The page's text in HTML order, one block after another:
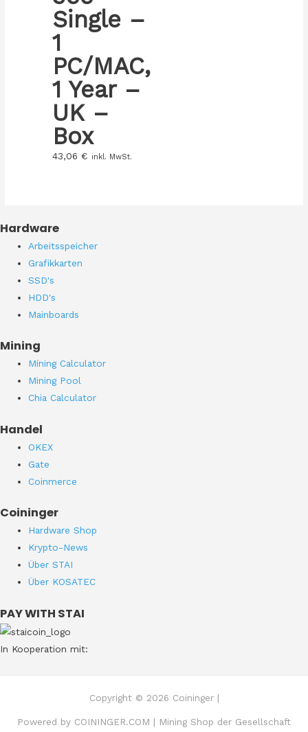
Single –
1
PC/MAC,
1 Year –
UK –
Box
43,06 € inkl. MwSt.
Hardware
Arbeitsspeicher
Grafikkarten
SSD's
HDD's
Mainboards
Mining
Mining Calculator
Mining Pool
Chia Calculator
Handel
OKEX
Gate
Coinmerce
Coininger
Hardware Shop
Krypto-News
Über STAI
Über KOSATEC
PAY WITH STAI
In Kooperation mit:
Copyright © 2026 Coininger |
Powered by COININGER.COM | Mining Shop der Gesellschaft